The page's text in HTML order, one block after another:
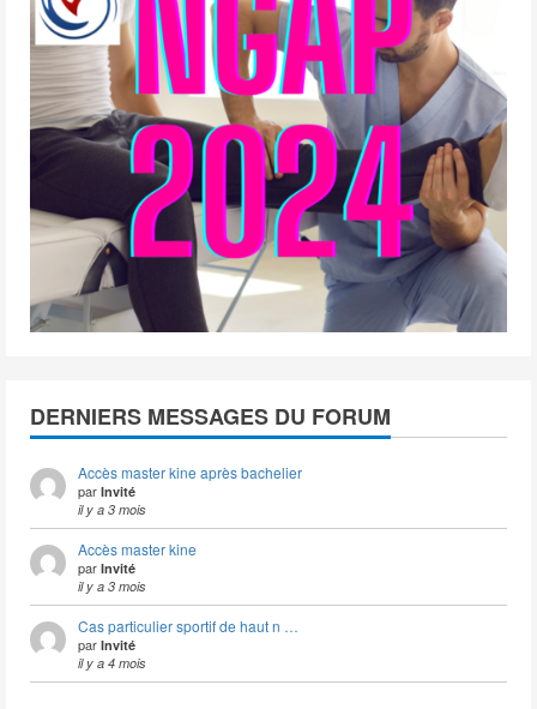
DERNIERS MESSAGES DU FORUM
Accès master kine après bachelier
par Invité
il y a 3 mois
Accès master kine
par Invité
il y a 3 mois
Cas particulier sportif de haut n …
par Invité
il y a 4 mois